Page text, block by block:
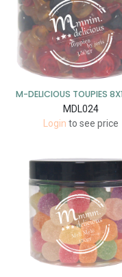
MDL024
Login to see price